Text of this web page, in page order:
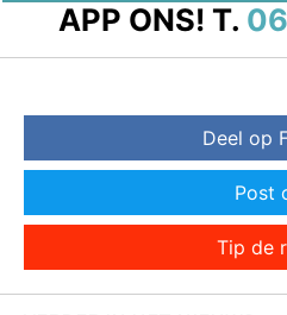
APP ONS! T.
Deel op
Post
Tip de